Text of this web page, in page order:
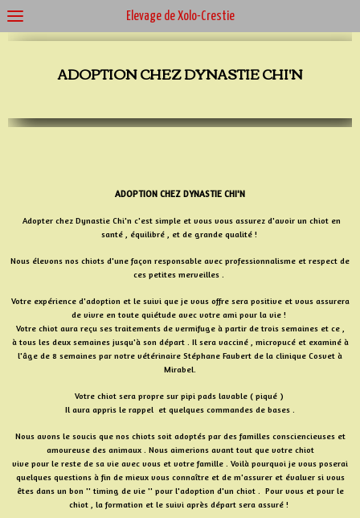
Élevage de Xolo-Crestie
ADOPTION CHEZ DYNASTIE CHI'N
ADOPTION CHEZ DYNASTIE CHI'N
Adopter chez Dynastie Chi'n c'est simple et vous vous assurez d'avoir un chiot en
santé , équilibré , et de grande qualité !
Nous élevons nos chiots d'une façon responsable avec professionnalisme et respect de
ces petites merveilles .
Votre expérience d'adoption et le suivi que je vous offre sera positive et vous assurera
de vivre en toute quiétude avec votre ami pour la vie !
Votre chiot aura reçu ses traitements de vermifuge à partir de trois semaines et ce ,
à tous les deux semaines jusqu'à son départ . Il sera vacciné , micropucé et examiné à
l'âge de 8 semaines par notre vétérinaire Stéphane Faubert de la clinique Cosvet à
Mirabel.
Votre chiot sera propre sur pipi pads lavable ( piqué )
Il aura appris le rappel et quelques commandes de bases .
Nous avons le soucis que nos chiots soit adoptés par des familles consciencieuses et
amoureuse des animaux . Nous aimerions avant tout que votre chiot
vive pour le reste de sa vie avec vous et votre famille . Voilà pourquoi je vous poserai
quelques questions à fin de mieux vous connaître et de m'assurer et évaluer si vous
êtes dans un bon '' timing de vie '' pour l'adoption d'un chiot . Pour vous et pour le
chiot , la formation et le suivi après départ sera assuré !